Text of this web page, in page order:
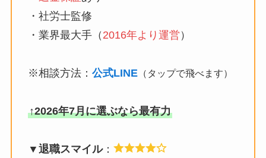
・社労士監修
・業界最大手（ 2016年より運営 ）
※相談方法： 公式LINE（タップで飛べます）
↑2026年7月に選ぶなら最有力
▼退職スマイル：